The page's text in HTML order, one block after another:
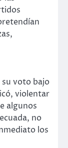
voto bajo
violentar
algunos
no
los